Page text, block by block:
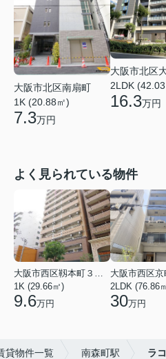
大阪市北区南扇町
1K (20.88㎡)
7.3万円
大阪市北区
2LDK
16.3万円
よく見られている物件
1K (29.66㎡)
9.6万円
2LDK (76.86
30万円
貸物件一覧 南森町駅 ラ